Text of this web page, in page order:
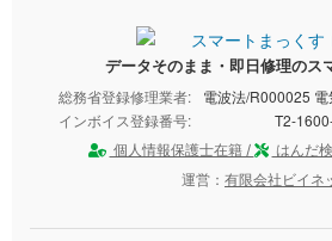
データそのまま・即日修理のス
総務省登録修理業者:
電波法/R000025
インボイス登録番号:
T2-
個人情報保護士在籍 /
はんだ
運営： 有限会社ビイネ